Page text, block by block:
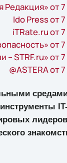
Редакция» от
Ido Press от
iTRate.ru от
от
– STRF.ru» от
@ASTERA от
IT-